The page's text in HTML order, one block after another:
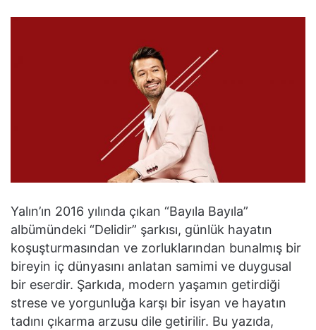
Yalın’ın 2016 yılında çıkan “Bayıla Bayıla”
albümündeki “Delidir” şarkısı, günlük hayatın
koşuşturmasından ve zorluklarından bunalmış bir
bireyin iç dünyasını anlatan samimi ve duygusal
bir eserdir. Şarkıda, modern yaşamın getirdiği
strese ve yorgunluğa karşı bir isyan ve hayatın
tadını çıkarma arzusu dile getirilir. Bu yazıda,